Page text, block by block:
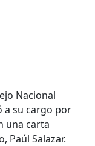
Nacional
a su cargo por
una carta
Paúl Salazar.